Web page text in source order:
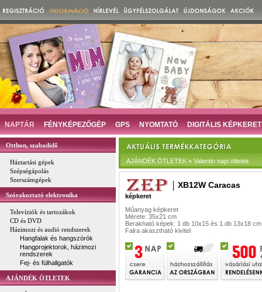
NAPTÁR FÉNYKÉPEZŐGÉP GPS NYOMTATÓ DIGITÁLIS KÉPKERET
Otthon, szabadidő
Háztartási gépek
Szépségápolás
Szerszámgépek
Szórakoztató elektronika
Televíziók és tartozákok
CD és DVD
Házimozi és audió rendszerek
Hangfalak és hangszórók
Hangprojektorok, házimozi
rendszerek
Fej- és fülhallgatók
AJÁNDÉK ÖTLETEK
AJÁNDÉK ÖTLETEK » Valentin napi ötletek
XB12W Caracas
képkeret
Műanyag képkeret
Mérete: 35x21 cm
Berakható képek: 1 db 10x15 és 1 db 13x18 cm
Falra akasztható kivitel